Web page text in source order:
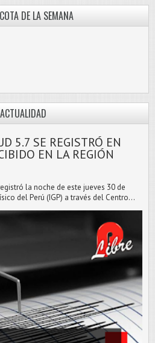
DE LA SEMANA
ACTUALIDAD
5.7 SE REGISTRÓ EN
EN LA REGIÓN
la noche de este jueves 30 de
del Perú (IGP) a través del Centro...